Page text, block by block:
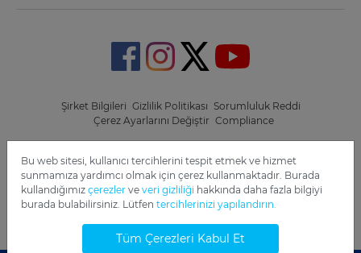
Copyright 2022 Freudenberg Home and Cleaning Solutions
GmbH.
Şirket Bilgileri Gizlilik Politikası Sorumluluk Reddi
Çerez Ayarlarını Değiştir Compliance
Bu web sitesi, kullanıcı tercihlerini tespit etmek ve hizmet
sunmamıza yardımcı olmak için çerez kullanmaktadır. Burada
kullandığımız çerezler ve veri gizliliği hakkında daha fazla bilgiyi
burada bulabilirsiniz. Lütfen tercihlerinizi yapılandırın.
Tüm Çerezleri Kabul Et